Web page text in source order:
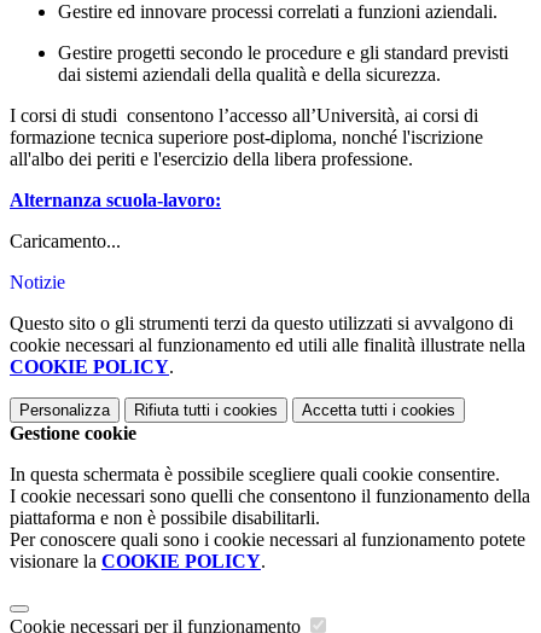
Gestire ed innovare processi correlati a funzioni aziendali.
Gestire progetti secondo le procedure e gli standard previsti
dai sistemi aziendali della qualità e della sicurezza.
I corsi di studi consentono l’accesso all’Università, ai corsi di
formazione tecnica superiore post-diploma, nonché l'iscrizione
all'albo dei periti e l'esercizio della libera professione.
Alternanza scuola-lavoro:
Caricamento...
Notizie
Questo sito o gli strumenti terzi da questo utilizzati si avvalgono di
cookie necessari al funzionamento ed utili alle finalità illustrate nella
COOKIE POLICY.
Personalizza Rifiuta tutti i cookies Accetta tutti i cookies
Gestione cookie
In questa schermata è possibile scegliere quali cookie consentire.
I cookie necessari sono quelli che consentono il funzionamento della
piattaforma e non è possibile disabilitarli.
Per conoscere quali sono i cookie necessari al funzionamento potete
visionare la COOKIE POLICY.
Cookie necessari per il funzionamento